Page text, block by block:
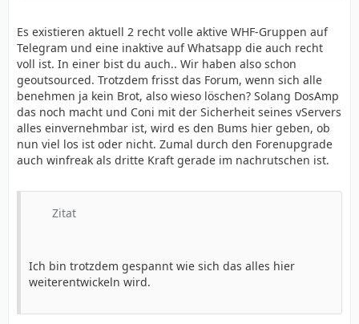
Es existieren aktuell 2 recht volle aktive WHF-Gruppen auf
Telegram und eine inaktive auf Whatsapp die auch recht
voll ist. In einer bist du auch.. Wir haben also schon
geoutsourced. Trotzdem frisst das Forum, wenn sich alle
benehmen ja kein Brot, also wieso löschen? Solang DosAmp
das noch macht und Coni mit der Sicherheit seines vServers
alles einvernehmbar ist, wird es den Bums hier geben, ob
nun viel los ist oder nicht. Zumal durch den Forenupgrade
auch winfreak als dritte Kraft gerade im nachrutschen ist.
Zitat
Ich bin trotzdem gespannt wie sich das alles hier
weiterentwickeln wird.